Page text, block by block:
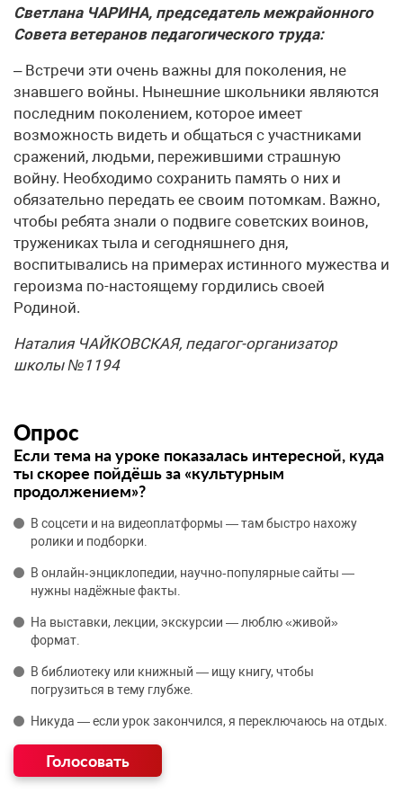
Светлана ЧАРИНА, председатель межрайонного
Совета ветеранов педагогического труда:
– Встречи эти очень важны для поколения, не
знавшего войны. Нынешние школьники являются
последним поколением, которое имеет
возможность видеть и общаться с участниками
сражений, людьми, пережившими страшную
войну. Необходимо сохранить память о них и
обязательно передать ее своим потомкам. Важно,
чтобы ребята знали о подвиге советских воинов,
тружениках тыла и сегодняшнего дня,
воспитывались на примерах истинного мужества и
героизма по-настоящему гордились своей
Родиной.
Наталия ЧАЙКОВСКАЯ, педагог-организатор
школы №1194
Опрос
Если тема на уроке показалась интересной, куда
ты скорее пойдёшь за «культурным
продолжением»?
В соцсети и на видеоплатформы — там быстро нахожу
ролики и подборки.
В онлайн‑энциклопедии, научно‑популярные сайты —
нужны надёжные факты.
На выставки, лекции, экскурсии — люблю «живой»
формат.
В библиотеку или книжный — ищу книгу, чтобы
погрузиться в тему глубже.
Никуда — если урок закончился, я переключаюсь на отдых.